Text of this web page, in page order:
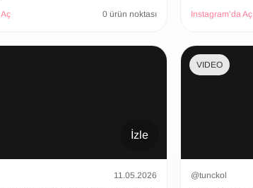
0 ürün noktası Instagram’da Aç
İzle
11.05.2026
VIDEO
@tunckol